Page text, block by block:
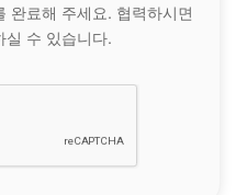
완료해 주세요. 협력하시면
실 수 있습니다.